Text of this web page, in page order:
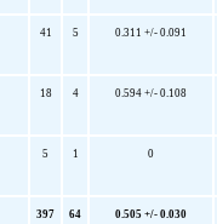
41 5 0.311 +/- 0.091
18 4 0.594 +/- 0.108
5 1 0
397 64 0.505 +/- 0.030